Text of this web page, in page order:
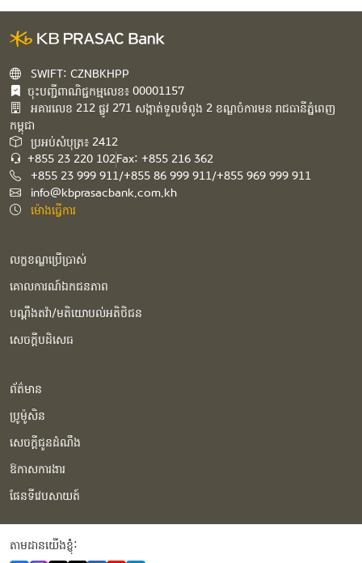
SWIFT: CZNBKHPP
ចុះបញ្ជីពាណិជ្ជកម្មលេខ៖ 00001157
អគារ​លេខ​ 212 ផ្លូវ 271 សង្កាត់ទួលទំពូង 2 ខណ្ឌចំការមន រាជធានីភ្នំពេញ
កម្ពុជា​
ប្រអប់សំបុត្រ៖ 2412
+855 23 220 102Fax: +855 216 362
+855 23 999 911/+855 86 999 911/+855 969 999 911
info@kbprasacbank.com.kh
ម៉ោងធ្វើការ
លក្ខខណ្ឌប្រើប្រាស់
គោលការណ៍ឯកជនភាព
បណ្ដឹងតវ៉ា/មតិយោបល់អតិថិជន
សេចក្ដីបដិសេធ
ព័ត៌មាន
ប្រូម៉ូសិន
សេចក្ដីជូនដំណឹង
ឱកាសការងារ
ផែនទីវេបសាយត៍
តាមដានយើងខ្ញុំំ: